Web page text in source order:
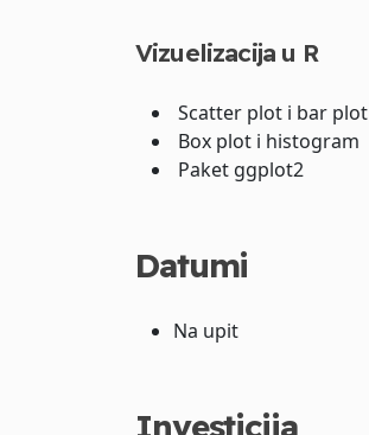
Vizuelizacija u R
Scatter plot i bar plot
Box plot i histogram
Paket ggplot2
Datumi
Na upit
Investicija